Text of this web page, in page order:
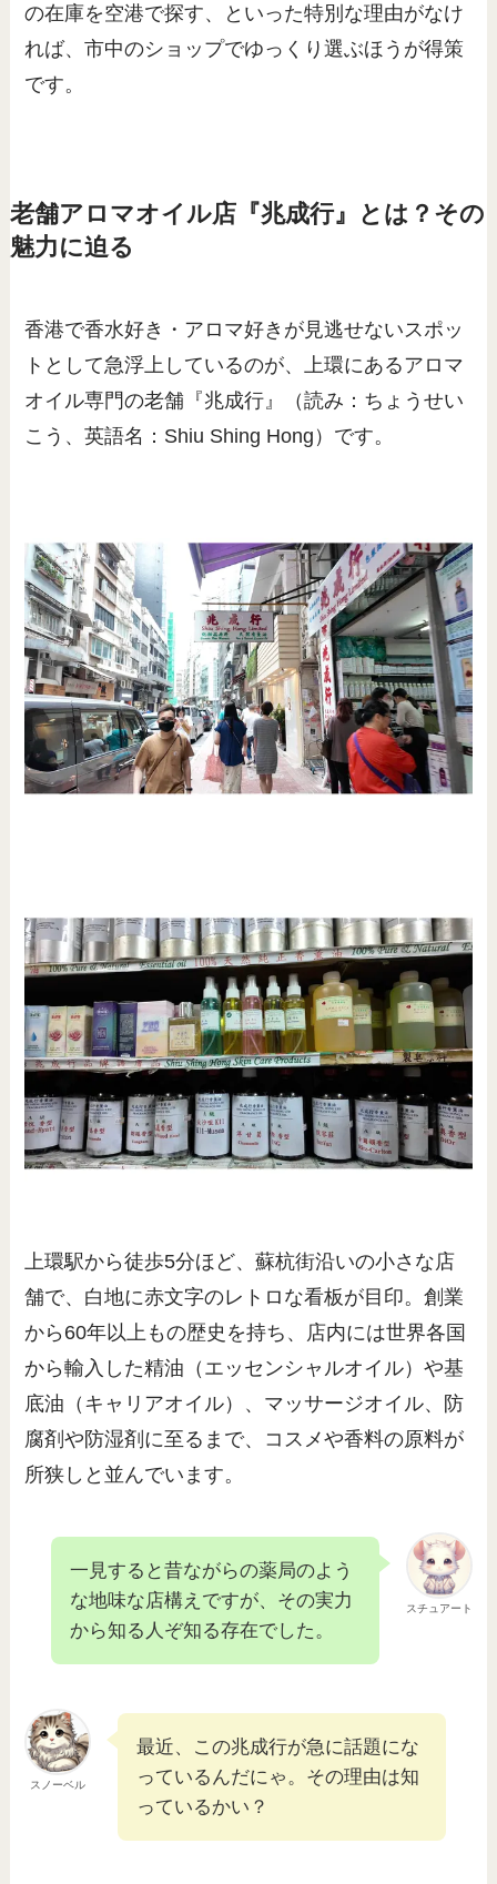
の在庫を空港で探す、といった特別な理由がなけ
れば、市中のショップでゆっくり選ぶほうが得策
です。
老舗アロマオイル店『兆成行』とは？その
魅力に迫る
香港で香水好き・アロマ好きが見逃せないスポッ
トとして急浮上しているのが、上環にあるアロマ
オイル専門の老舗『兆成行』（読み：ちょうせい
こう、英語名：Shiu Shing Hong）です。
上環駅から徒歩5分ほど、蘇杭街沿いの小さな店
舗で、白地に赤文字のレトロな看板が目印。創業
から60年以上もの歴史を持ち、店内には世界各国
から輸入した精油（エッセンシャルオイル）や基
底油（キャリアオイル）、マッサージオイル、防
腐剤や防湿剤に至るまで、コスメや香料の原料が
所狭しと並んでいます。
スチュアート
一見すると昔ながらの薬局のよう
な地味な店構えですが、その実力
から知る人ぞ知る存在でした。
スノーベル
最近、この兆成行が急に話題にな
っているんだにゃ。その理由は知
っているかい？